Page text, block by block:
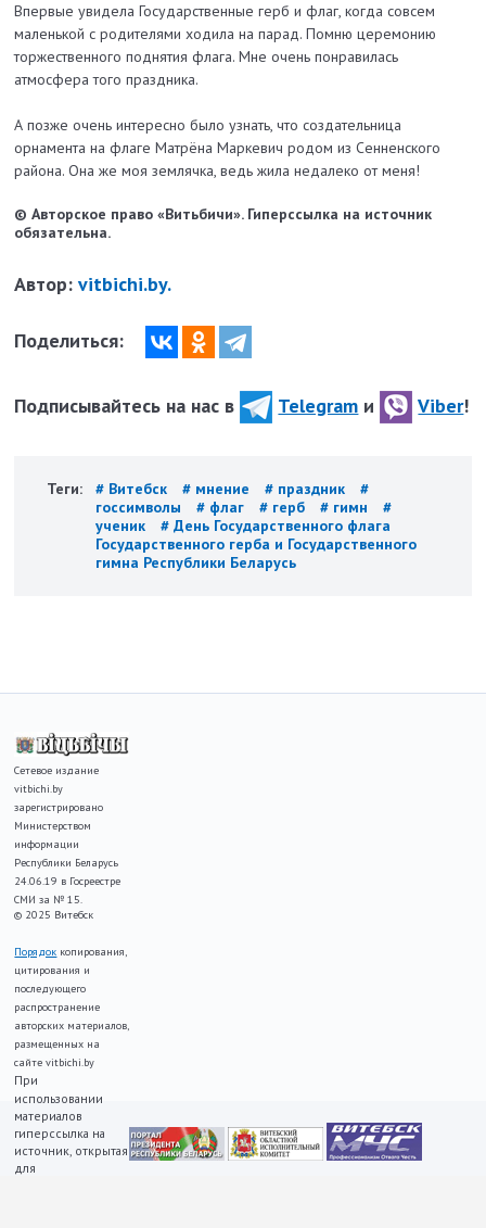
Впервые увидела Государственные герб и флаг, когда совсем
маленькой с родителями ходила на парад. Помню церемонию
торжественного поднятия флага. Мне очень понравилась
атмосфера того праздника.
А позже очень интересно было узнать,что создательница
орнамента на флагеМатрёна Маркевич родом из Сенненского
района.Она же моя землячка, ведь жила недалеко от меня!
© Авторское право «Витьбичи». Гиперссылка на источник
обязательна.
Автор:vitbichi.by.
Поделиться:
Подписывайтесь на нас в Telegram и Viber!
Теги: # Витебск # мнение # праздник
#
госсимволы
# флаг # герб # гимн
#
ученик
# День Государственного флага
Государственного герба и Государственного
гимна Республики Беларусь
Сетевое издание
vitbichi.by
зарегистрировано
Министерством
информации
Республики Беларусь
24.06.19 в Госреестре
СМИ за № 15.
© 2025 Витебск
Порядок копирования,
цитирования и
последующего
распространение
авторских материалов,
размещенных на
сайте vitbichi.by
При
использовании
материалов
гиперссылка на
источник, открытая
для